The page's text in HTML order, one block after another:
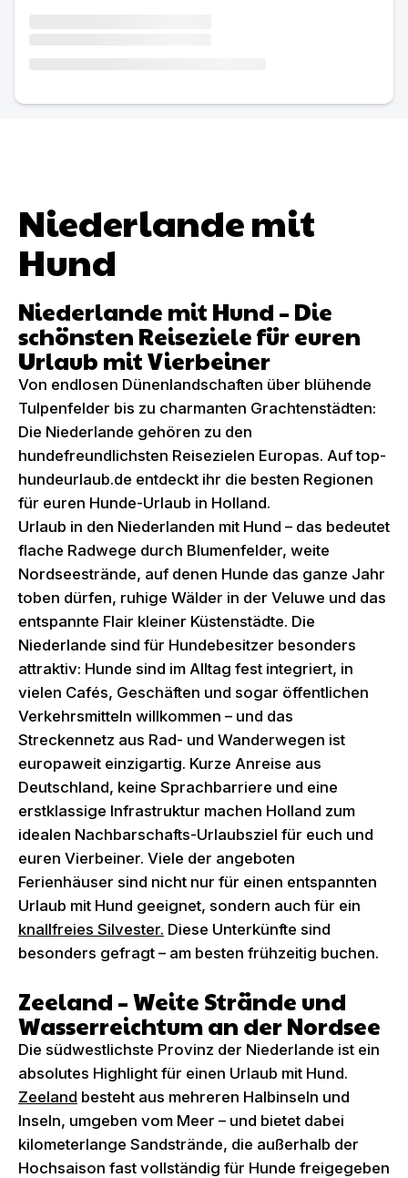
Niederlande mit
Hund
Niederlande mit Hund – Die
schönsten Reiseziele für euren
Urlaub mit Vierbeiner
Von endlosen Dünenlandschaften über blühende
Tulpenfelder bis zu charmanten Grachtenstädten:
Die Niederlande gehören zu den
hundefreundlichsten Reisezielen Europas. Auf top-
hundeurlaub.de entdeckt ihr die besten Regionen
für euren Hunde-Urlaub in Holland.
Urlaub in den Niederlanden mit Hund – das bedeutet
flache Radwege durch Blumenfelder, weite
Nordseestrände, auf denen Hunde das ganze Jahr
toben dürfen, ruhige Wälder in der Veluwe und das
entspannte Flair kleiner Küstenstädte. Die
Niederlande sind für Hundebesitzer besonders
attraktiv: Hunde sind im Alltag fest integriert, in
vielen Cafés, Geschäften und sogar öffentlichen
Verkehrsmitteln willkommen – und das
Streckennetz aus Rad- und Wanderwegen ist
europaweit einzigartig. Kurze Anreise aus
Deutschland, keine Sprachbarriere und eine
erstklassige Infrastruktur machen Holland zum
idealen Nachbarschafts-Urlaubsziel für euch und
euren Vierbeiner. Viele der angeboten
Ferienhäuser sind nicht nur für einen entspannten
Urlaub mit Hund geeignet, sondern auch für ein
knallfreies Silvester. Diese Unterkünfte sind
besonders gefragt – am besten frühzeitig buchen.
Zeeland – Weite Strände und
Wasserreichtum an der Nordsee
Die südwestlichste Provinz der Niederlande ist ein
absolutes Highlight für einen Urlaub mit Hund.
Zeeland besteht aus mehreren Halbinseln und
Inseln, umgeben vom Meer – und bietet dabei
kilometerlange Sandstrände, die außerhalb der
Hochsaison fast vollständig für Hunde freigegeben